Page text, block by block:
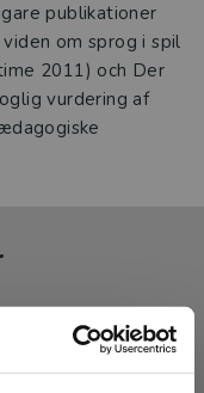
publikationer
om sprog i spil
2011) och Der
vurdering af